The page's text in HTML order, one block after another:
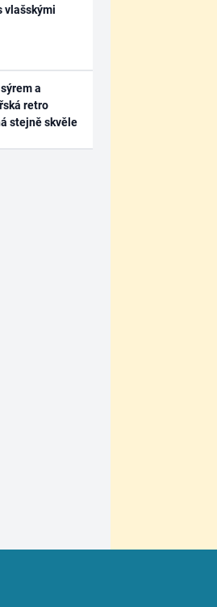
vlašskými
a
retro
stejně skvěle